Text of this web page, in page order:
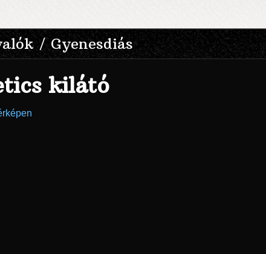
/ Gyenesdiás
kilátó